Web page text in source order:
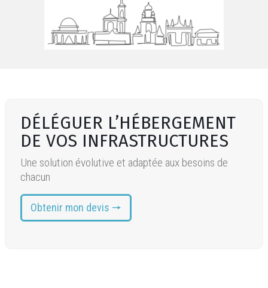
DÉLÉGUER L’HÉBERGEMENT
DE VOS INFRASTRUCTURES
Une solution évolutive et adaptée aux besoins de
chacun
Obtenir mon devis 🠖